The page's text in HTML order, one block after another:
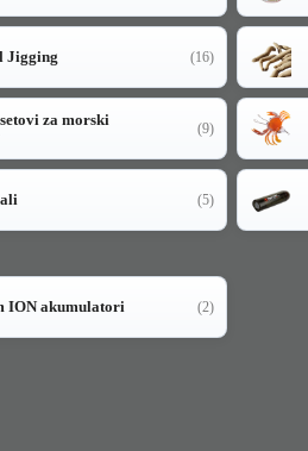
Jigging (16)
za morski
(9)
(5)
ION akumulatori (2)